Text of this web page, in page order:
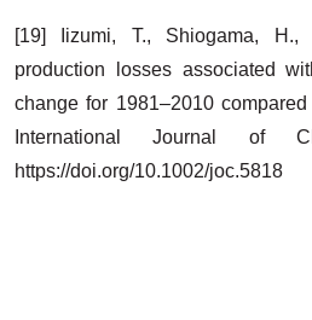
[19] Iizumi, T., Shiogama,
production losses associated
change for 1981–2010
International Journal of
https://doi.org/10.1002/joc.5818